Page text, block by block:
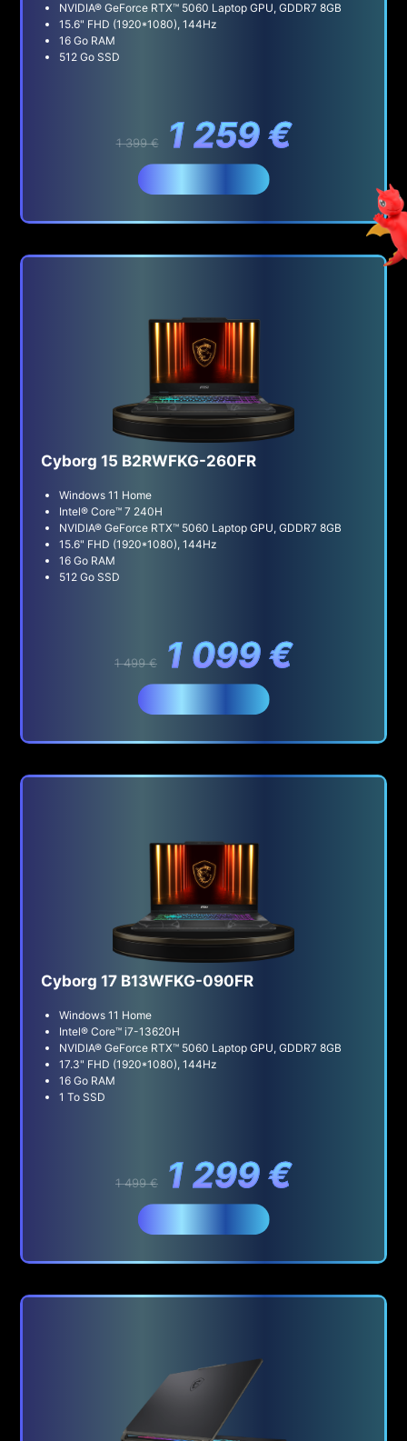
NVIDIA® GeForce RTX™ 5060 Laptop GPU, GDDR7 8GB
15.6" FHD (1920*1080), 144Hz
16 Go RAM
512 Go SSD
1 399 € 1 259 €
Cyborg 15 B2RWFKG-260FR
Windows 11 Home
Intel® Core™ 7 240H
NVIDIA® GeForce RTX™ 5060 Laptop GPU, GDDR7 8GB
15.6" FHD (1920*1080), 144Hz
16 Go RAM
512 Go SSD
1 499 € 1 099 €
Cyborg 17 B13WFKG-090FR
Windows 11 Home
Intel® Core™ i7-13620H
NVIDIA® GeForce RTX™ 5060 Laptop GPU, GDDR7 8GB
17.3" FHD (1920*1080), 144Hz
16 Go RAM
1 To SSD
1 499 € 1 299 €